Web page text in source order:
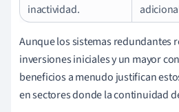
inactividad.
Aunque los sistemas redundantes
inversiones iniciales y un mayor
beneficios a menudo justifican
en sectores donde la continuidad